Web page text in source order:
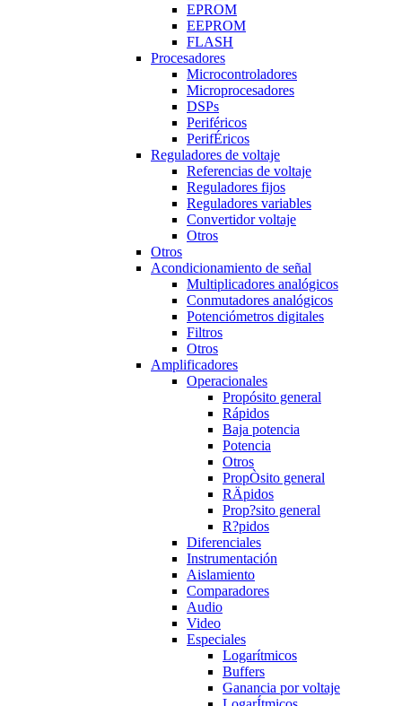
EPROM
EEPROM
FLASH
Procesadores
Microcontroladores
Microprocesadores
DSPs
Periféricos
PerifÉricos
Reguladores de voltaje
Referencias de voltaje
Reguladores fijos
Reguladores variables
Convertidor voltaje
Otros
Otros
Acondicionamiento de señal
Multiplicadores analógicos
Conmutadores analógicos
Potenciómetros digitales
Filtros
Otros
Amplificadores
Operacionales
Propósito general
Rápidos
Baja potencia
Potencia
Otros
PropÒsito general
RÄpidos
Prop?sito general
R?pidos
Diferenciales
Instrumentación
Aislamiento
Comparadores
Audio
Video
Especiales
Logarítmicos
Buffers
Ganancia por voltaje